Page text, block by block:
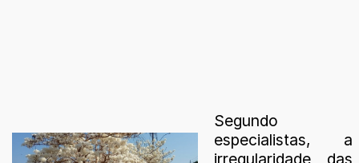
Segundo
especialistas, a